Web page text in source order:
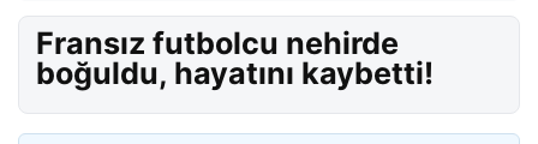
Fransız futbolcu nehirde
boğuldu, hayatını kaybetti!